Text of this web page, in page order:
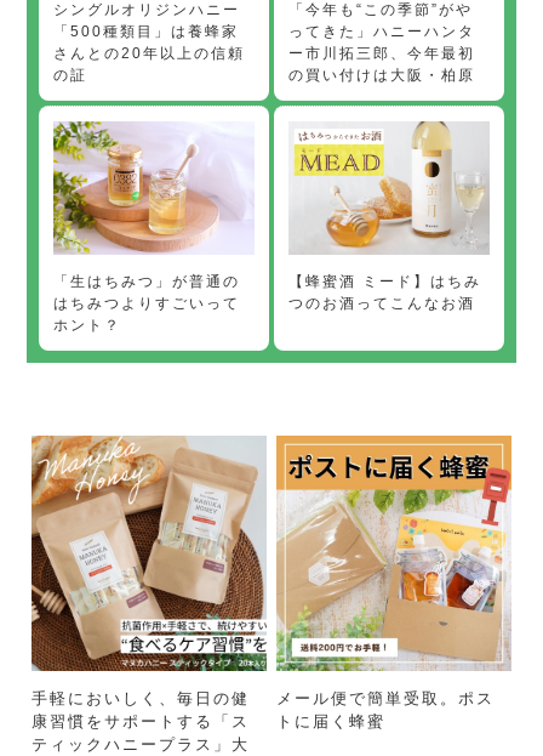
シングルオリジンハニー
「500種類目」は養蜂家
さんとの20年以上の信頼
の証
「今年も“この季節”がや
ってきた」ハニーハンタ
ー市川拓三郎、今年最初
の買い付けは大阪・柏原
「生はちみつ」が普通の
はちみつよりすごいって
ホント？
【蜂蜜酒 ミード】はちみ
つのお酒ってこんなお酒
手軽においしく、毎日の健
康習慣をサポートする「ス
ティックハニープラス」大
メール便で簡単受取。ポス
トに届く蜂蜜